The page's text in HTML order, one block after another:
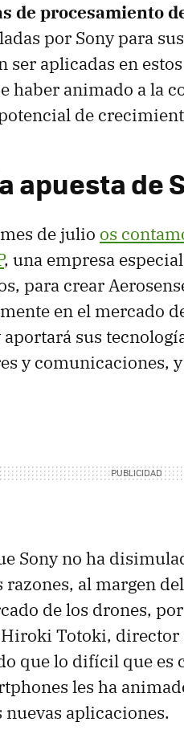
de procesamiento
por Sony para
ser aplicadas en
haber animado a la
de
apuesta de
de julio os
, una empresa
para crear
en el mercado
aportará sus
y comunicaciones,
Sony no ha
razones, al margen
de los drones,
Hiroki Totoki,
que lo difícil que es
les ha
nuevas aplicaciones.